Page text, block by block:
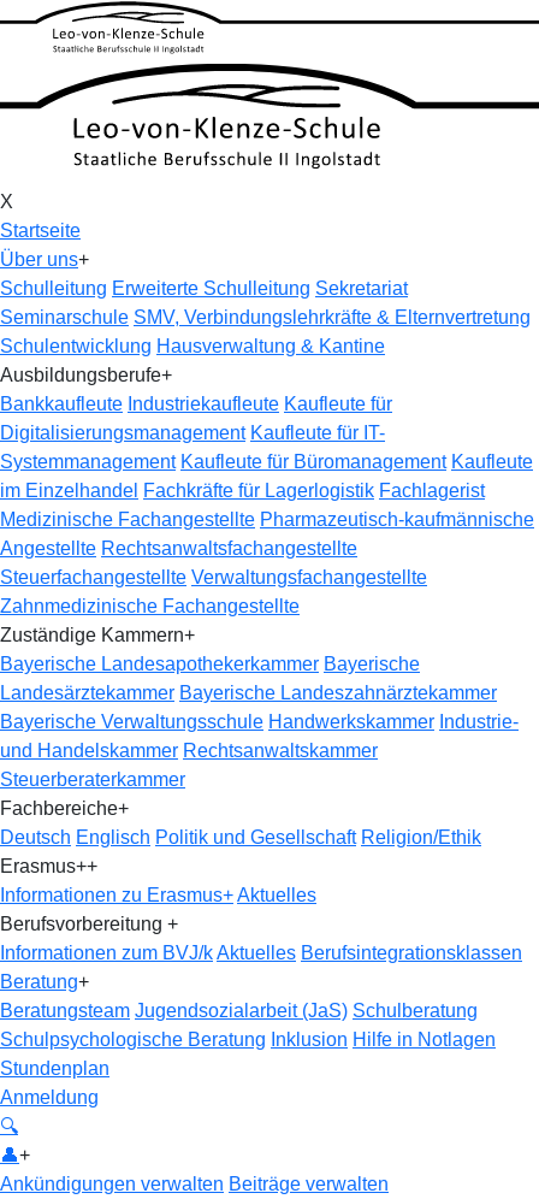
X
Startseite
Über uns+
Schulleitung Erweiterte Schulleitung Sekretariat
Seminarschule SMV, Verbindungslehrkräfte & Elternvertretung
Schulentwicklung Hausverwaltung & Kantine
Ausbildungsberufe+
Bankkaufleute Industriekaufleute Kaufleute für
Digitalisierungsmanagement Kaufleute für IT-
Systemmanagement Kaufleute für Büromanagement Kaufleute
im Einzelhandel Fachkräfte für Lagerlogistik Fachlagerist
Medizinische Fachangestellte Pharmazeutisch-kaufmännische
Angestellte Rechtsanwaltsfachangestellte
Steuerfachangestellte Verwaltungsfachangestellte
Zahnmedizinische Fachangestellte
Zuständige Kammern+
Bayerische Landesapothekerkammer Bayerische
Landesärztekammer Bayerische Landeszahnärztekammer
Bayerische Verwaltungsschule Handwerkskammer Industrie-
und Handelskammer Rechtsanwaltskammer
Steuerberaterkammer
Fachbereiche+
Deutsch Englisch Politik und Gesellschaft Religion/Ethik
Erasmus++
Informationen zu Erasmus+Aktuelles
Berufsvorbereitung +
Informationen zum BVJ/kAktuelles Berufsintegrationsklassen
Beratung+
Beratungsteam Jugendsozialarbeit (JaS) Schulberatung
Schulpsychologische Beratung Inklusion Hilfe in Notlagen
Stundenplan
Anmeldung
🔍
👤+
Ankündigungen verwalten Beiträge verwalten